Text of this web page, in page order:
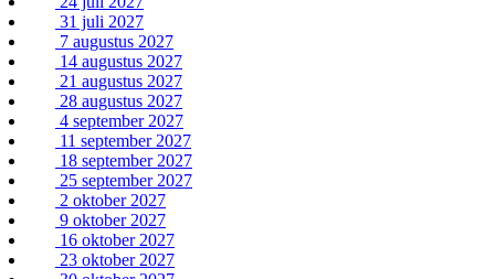
31 juli 2027
7 augustus 2027
14 augustus 2027
21 augustus 2027
28 augustus 2027
4 september 2027
11 september 2027
18 september 2027
25 september 2027
2 oktober 2027
9 oktober 2027
16 oktober 2027
23 oktober 2027